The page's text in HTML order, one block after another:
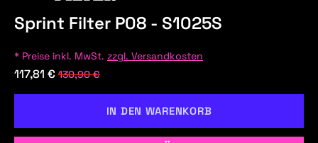
Sprint Filter P08 - S1025S
* Preise inkl. MwSt. zzgl. Versandkosten
117,81 € 130,90 €
IN DEN WARENKORB